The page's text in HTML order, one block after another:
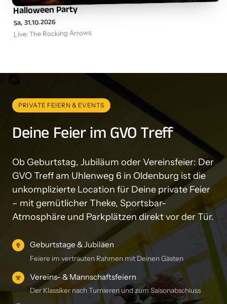
Halloween Party
Sa, 31.10.2026
Live: The Rocking Arrows
PRIVATE FEIERN & EVENTS
Deine Feier im GVO Treff
Ob Geburtstag, Jubiläum oder Vereinsfeier: Der
GVO Treff am Uhlenweg 6 in Oldenburg ist die
unkomplizierte Location für Deine private Feier
– mit gemütlicher Theke, Sportsbar-
Atmosphäre und Parkplätzen direkt vor der Tür.
Geburtstage & Jubiläen
Feiere im vertrauten Rahmen mit Deinen Gästen
Vereins- & Mannschaftsfeiern
Der Klassiker nach Turnieren und zum Saisonabschluss